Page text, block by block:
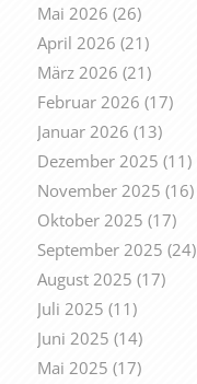
Mai 2026 (26)
April 2026 (21)
März 2026 (21)
Februar 2026 (17)
Januar 2026 (13)
Dezember 2025 (11)
November 2025 (16)
Oktober 2025 (17)
September 2025 (24)
August 2025 (17)
Juli 2025 (11)
Juni 2025 (14)
Mai 2025 (17)